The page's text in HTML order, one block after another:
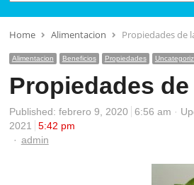
Home Alimentacion Propiedades de
Alimentacion Beneficios Propiedades
Propiedades
Published: febrero 9, 2020 6:56 am
2021
5:42 pm
Author
admin